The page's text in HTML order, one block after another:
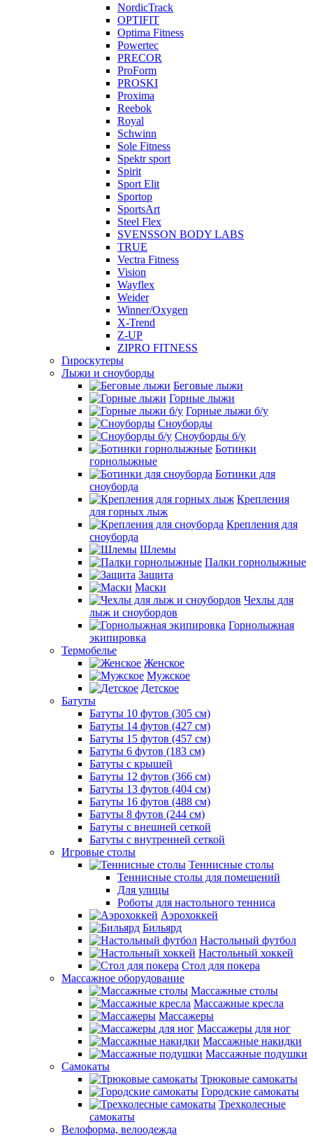
NordicTrack
OPTIFIT
Optima Fitness
Powertec
PRECOR
ProForm
PROSKI
Proxima
Reebok
Royal
Schwinn
Sole Fitness
Spektr sport
Spirit
Sport Elit
Sportop
SportsArt
Steel Flex
SVENSSON BODY LABS
TRUE
Vectra Fitness
Vision
Wayflex
Weider
Winner/Oxygen
X-Trend
Z-UP
ZIPRO FITNESS
Гироскутеры
Лыжи и сноуборды
Беговые лыжи
Горные лыжи
Горные лыжи б/у
Сноуборды
Сноуборды б/у
Ботинки
горнолыжные
Ботинки для
сноуборда
Крепления
для горных лыж
Крепления для
сноуборда
Шлемы
Палки горнолыжные
Защита
Маски
Чехлы для
лыж и сноубордов
Горнолыжная
экипировка
Термобелье
Женское
Мужское
Детское
Батуты
Батуты 10 футов (305 см)
Батуты 14 футов (427 см)
Батуты 15 футов (457 см)
Батуты 6 футов (183 см)
Батуты с крышей
Батуты 12 футов (366 см)
Батуты 13 футов (404 см)
Батуты 16 футов (488 см)
Батуты 8 футов (244 см)
Батуты с внешней сеткой
Батуты с внутренней сеткой
Игровые столы
Теннисные столы
Теннисные столы для помещений
Для улицы
Роботы для настольного тенниса
Аэрохоккей
Бильярд
Настольный футбол
Настольный хоккей
Стол для покера
Массажное оборудование
Массажные столы
Массажные кресла
Массажеры
Массажеры для ног
Массажные накидки
Массажные подушки
Самокаты
Трюковые самокаты
Городские самокаты
Трехколесные
самокаты
Велоформа, велоодежда